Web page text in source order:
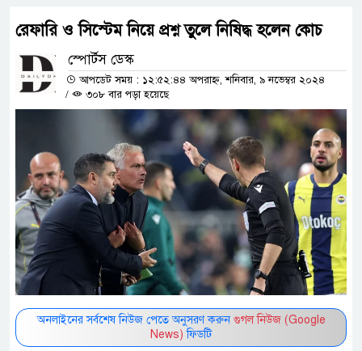
রেফারি ও সিস্টেম নিয়ে প্রশ্ন তুলে নিষিদ্ধ হলেন কোচ
স্পোর্টস ডেস্ক
আপডেট সময় : ১২:৫২:৪৪ অপরাহ্ন, শনিবার, ৯ নভেম্বর ২০২৪
/
৩০৮ বার পড়া হয়েছে
অনলাইনের সর্বশেষ নিউজ পেতে অনুসরণ করুন গুগল নিউজ (Google
News) ফিডটি